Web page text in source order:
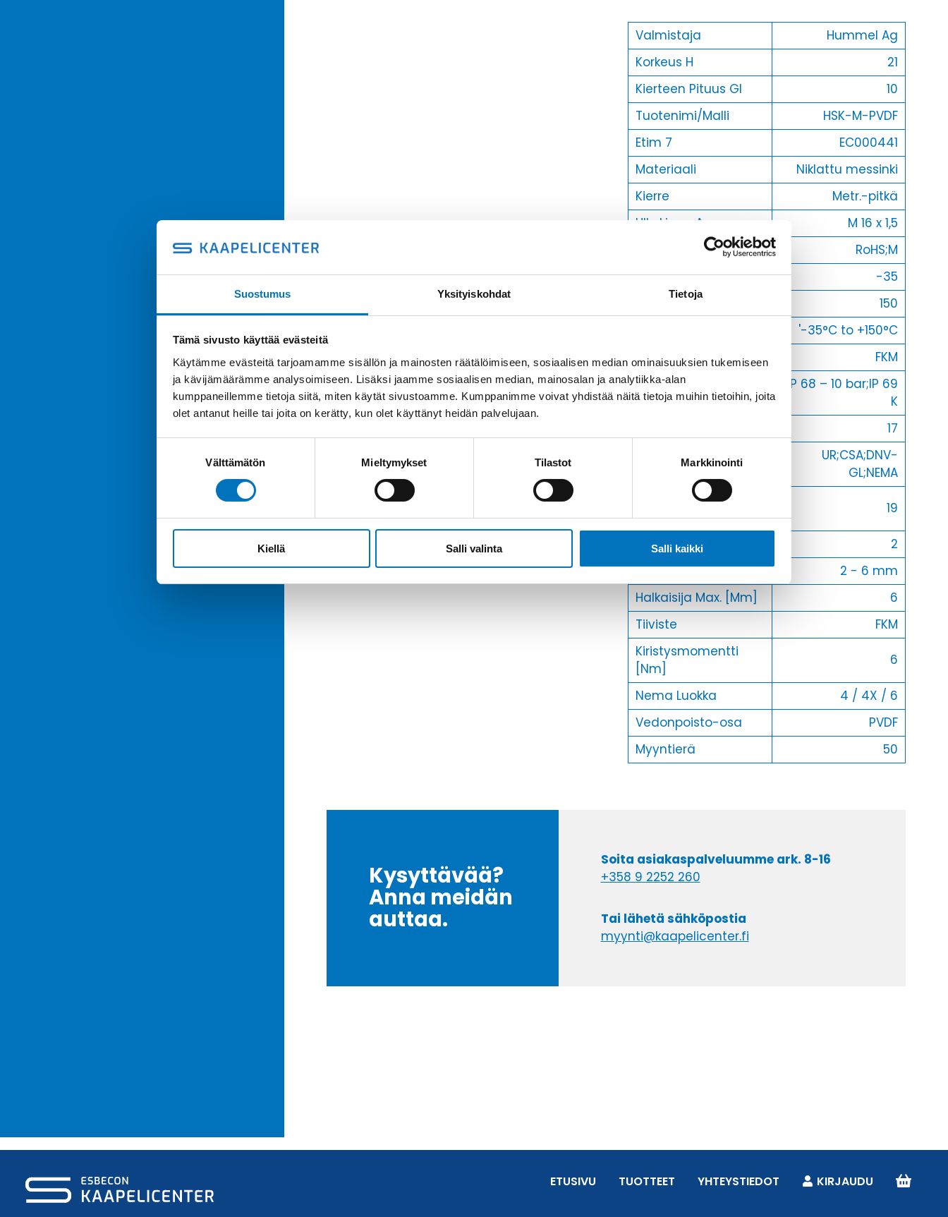
Suostumus Yksityiskohdat Tietoja
Tämä sivusto käyttää evästeitä
Käytämme evästeitä tarjoamamme sisällön ja mainosten räätälöimiseen, sosiaalisen median ominaisuuksien tukemiseen
ja kävijämäärämme analysoimiseen. Lisäksi jaamme sosiaalisen median, mainosalan ja analytiikka-alan
kumppaneillemme tietoja siitä, miten käytät sivustoamme. Kumppanimme voivat yhdistää näitä tietoja muihin tietoihin, joita
olet antanut heille tai joita on kerätty, kun olet käyttänyt heidän palvelujaan.
Välttämätön Mieltymykset Tilastot Markkinointi
Kiellä Salli valinta Salli kaikki
Valmistaja
Hummel Ag
Korkeus H
21
Kierteen Pituus Gl
10
Tuotenimi/Malli
HSK-M-PVDF
Etim 7
EC000441
Materiaali
Niklattu messinki
Kierre
Metr.-pitkä
Ulkokierre Ag
M 16 x 1,5
RoHS;M
Min [C]
-35
Max [C]
150
'-35°C to +150°C
O-Rengas
FKM
Kotelointiluokka
IP 68 – 10 bar;IP 69
K
17
Setrifikaatti Logot
UR;CSA;DNV-
GL;NEMA
Avaimenkuva 2
[Mm]
19
Halkasija Min.[Mm]
2
Kaapelille Mm
2 - 6 mm
Halkaisija Max. [Mm]
6
Tiiviste
FKM
Kiristysmomentti
[Nm]
6
Nema Luokka
4 / 4X / 6
Vedonpoisto-osa
PVDF
Myyntierä
50
Kysyttävää?
Anna meidän
auttaa.
Soita asiakaspalveluumme ark. 8-16
+358 9 2252 260
Tai lähetä sähköpostia
myynti@kaapelicenter.fi
ETUSIVU TUOTTEET YHTEYSTIEDOT KIRJAUDU